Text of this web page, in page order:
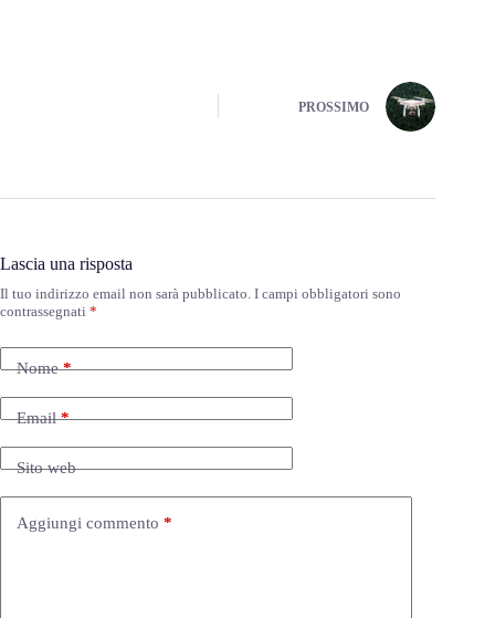
PROSSIMO
Lascia una risposta
Il tuo indirizzo email non sarà pubblicato. I campi obbligatori sono
contrassegnati *
Nome*
Email*
Sito web
Aggiungi commento *